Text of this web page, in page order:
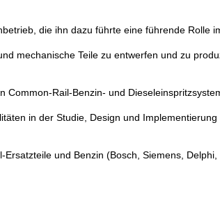
die ihn dazu führte eine führende
mechanische Teile zu entwerfen und zu
Rail-Benzin- und
in der Studie, Design und
und Benzin (Bosch, Siemens,